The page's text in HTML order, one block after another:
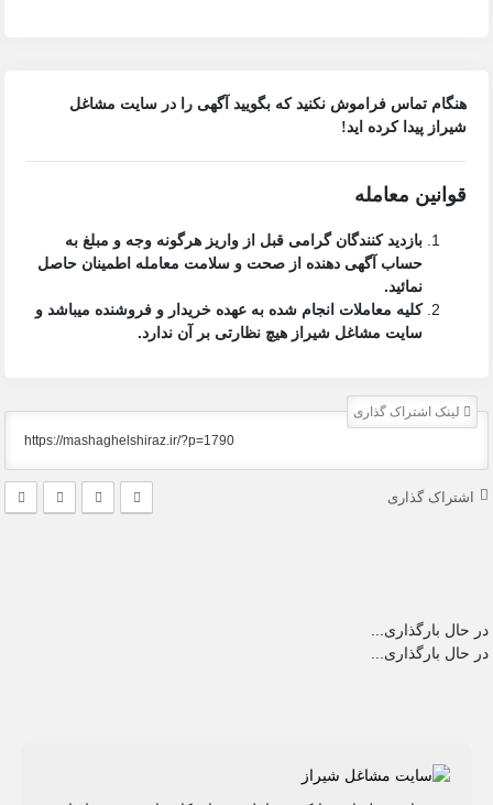
هنگام تماس فراموش نکنید که بگویید آگهی را درسایت مشاغل
شیراز پیدا کرده اید!
قوانین معامله
بازدید کنندگان گرامی قبل از واریز هرگونه وجه و مبلغ به
حساب آگهی دهنده از صحت و سلامت معامله اطمینان حاصل
نمائید.
کلیه معاملات انجام شده به عهده خریدار و فروشنده میباشد و
سایت مشاغل شیراز هیچ نظارتی بر آن ندارد.
لینک اشتراک گذاری
اشتراک گذاری
در حال بارگذاری...
در حال بارگذاری...